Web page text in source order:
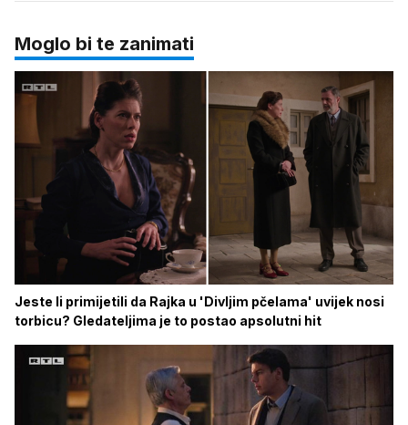
Moglo bi te zanimati
Jeste li primijetili da Rajka u 'Divljim pčelama' uvijek nosi
torbicu? Gledateljima je to postao apsolutni hit